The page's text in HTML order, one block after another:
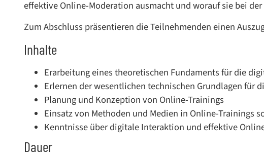
effektive Online-Moderation ausmacht und worauf sie bei
Zum Abschluss präsentieren die Teilnehmenden einen
Inhalte
Erarbeitung eines theoretischen Fundaments für die
Erlernen der wesentlichen technischen Grundlagen für
Planung und Konzeption von Online-Trainings
Einsatz von Methoden und Medien in Online-Trainings
Kenntnisse über digitale Interaktion und effektive
Dauer